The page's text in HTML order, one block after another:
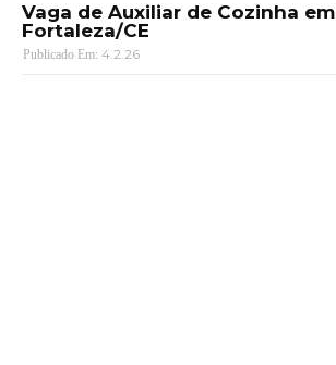
Vaga de Auxiliar de Cozinha em
Fortaleza/CE
4.2.26